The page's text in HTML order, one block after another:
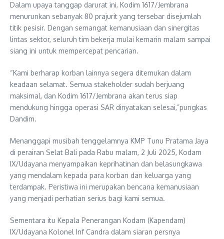
Dalam upaya tanggap darurat ini, Kodim 1617/Jembrana
menurunkan sebanyak 80 prajurit yang tersebar disejumlah
titik pesisir. Dengan semangat kemanusiaan dan sinergitas
lintas sektor, seluruh tim bekerja mulai kemarin malam sampai
siang ini untuk mempercepat pencarian.
“Kami berharap korban lainnya segera ditemukan dalam
keadaan selamat. Semua stakeholder sudah berjuang
maksimal, dan Kodim 1617/Jembrana akan terus siap
mendukung hingga operasi SAR dinyatakan selesai,”pungkas
Dandim.
Menanggapi musibah tenggelamnya KMP Tunu Pratama Jaya
di perairan Selat Bali pada Rabu malam, 2 Juli 2025, Kodam
IX/Udayana menyampaikan keprihatinan dan belasungkawa
yang mendalam kepada para korban dan keluarga yang
terdampak. Peristiwa ini merupakan bencana kemanusiaan
yang menjadi perhatian serius bagi kami semua.
Sementara itu Kepala Penerangan Kodam (Kapendam)
IX/Udayana Kolonel Inf Candra dalam siaran persnya